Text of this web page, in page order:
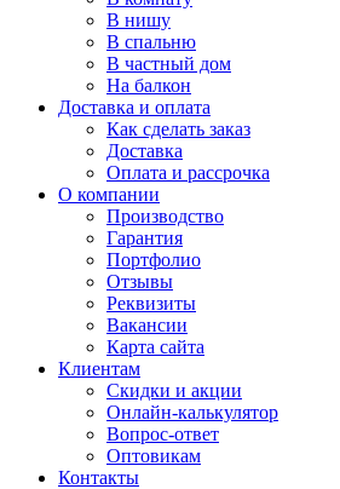
В нишу
В спальню
В частный дом
На балкон
Доставка и оплата
Как сделать заказ
Доставка
Оплата и рассрочка
О компании
Производство
Гарантия
Портфолио
Отзывы
Реквизиты
Вакансии
Карта сайта
Клиентам
Скидки и акции
Онлайн-калькулятор
Вопрос-ответ
Оптовикам
Контакты